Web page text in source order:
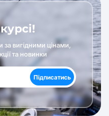
вигідними цінами,
та новинки
Підписатись